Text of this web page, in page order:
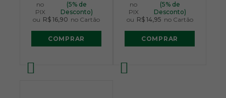
no
PIX
(5% de
Desconto)
ou R$ 16,90 no Cartão
COMPRAR
no
PIX
(5% de
Desconto)
ou R$ 14,95 no Cartão
COMPRAR